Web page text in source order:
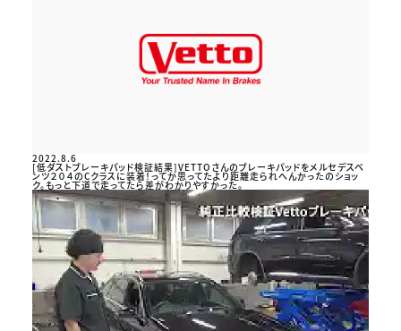
2022.8.6
[低ダストブレーキパッド検証結果]VETTOさんのブレーキパッドをメルセデスベ
ンツ２０４のCクラスに装着！ってか思ってたより距離走られへんかったのショッ
ク。もっと下道で走ってたら差がわかりやすかった。